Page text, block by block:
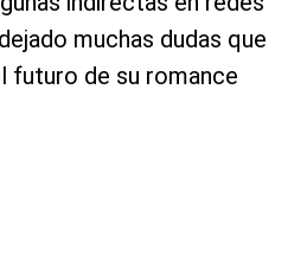
muchas dudas que
futuro de su romance